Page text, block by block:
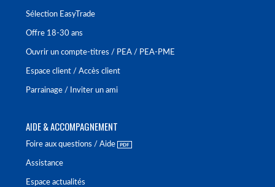
Sélection EasyTrade
Offre 18-30 ans
Ouvrir un compte-titres / PEA / PEA-PME
Espace client / Accès client
Parrainage / Inviter un ami
AIDE & ACCOMPAGNEMENT
Foire aux questions / Aide
Assistance
Espace actualités